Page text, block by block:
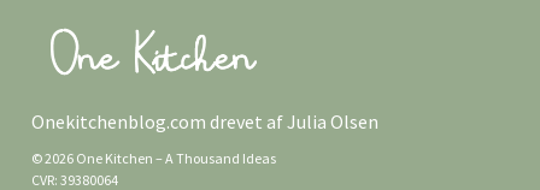
Onekitchenblog.com drevet af Julia Olsen
© 2026 One Kitchen – A Thousand Ideas
CVR: 39380064